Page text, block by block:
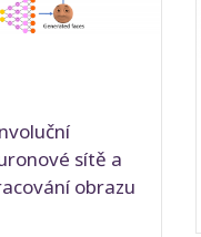
sítě a
obrazu